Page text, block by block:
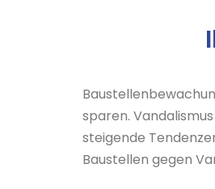
sparen.
steigende
Baustellen gegen